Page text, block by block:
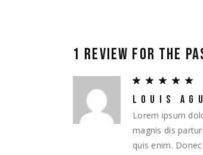
1 REVIEW FOR THE
LOUIS
Lorem ipsum
magnis dis
quis enim.